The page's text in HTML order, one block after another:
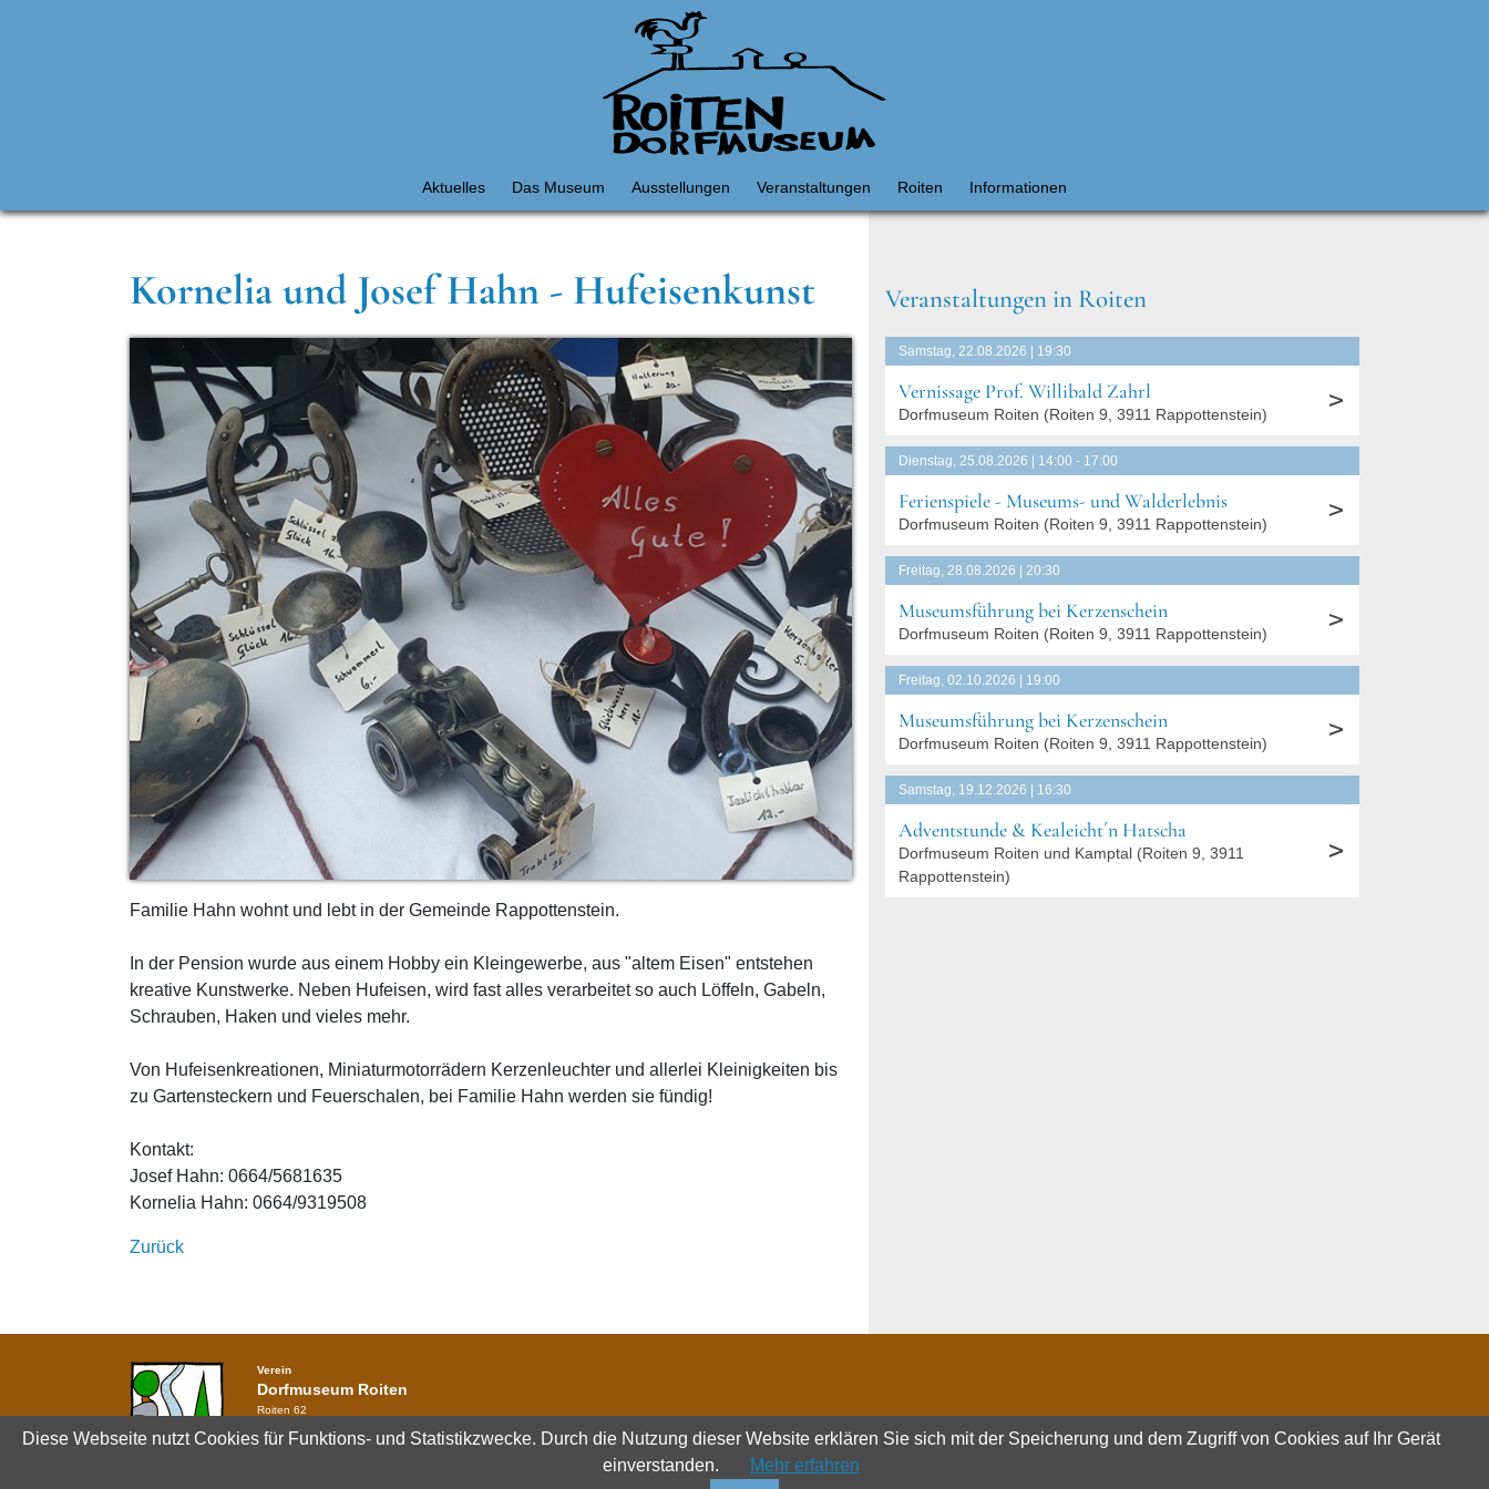
Aktuelles Das Museum Ausstellungen Veranstaltungen Roiten Informationen
Kornelia und Josef Hahn - Hufeisenkunst
Familie Hahn wohnt und lebt in der Gemeinde Rappottenstein.
In der Pension wurde aus einem Hobby ein Kleingewerbe, aus "altem Eisen" entstehen
kreative Kunstwerke. Neben Hufeisen, wird fast alles verarbeitet so auch Löffeln, Gabeln,
Schrauben, Haken und vieles mehr.
Von Hufeisenkreationen, Miniaturmotorrädern Kerzenleuchter und allerlei Kleinigkeiten bis
zu Gartensteckern und Feuerschalen, bei Familie Hahn werden sie fündig!
Kontakt:
Josef Hahn: 0664/5681635
Kornelia Hahn: 0664/9319508
Zurück
Veranstaltungen in Roiten
Samstag, 22.08.2026 | 19:30
Vernissage Prof. Willibald Zahrl
Dorfmuseum Roiten (Roiten 9, 3911 Rappottenstein)
Dienstag, 25.08.2026 | 14:00 - 17:00
Ferienspiele - Museums- und Walderlebnis
Dorfmuseum Roiten (Roiten 9, 3911 Rappottenstein)
Freitag, 28.08.2026 | 20:30
Museumsführung bei Kerzenschein
Dorfmuseum Roiten (Roiten 9, 3911 Rappottenstein)
Freitag, 02.10.2026 | 19:00
Museumsführung bei Kerzenschein
Dorfmuseum Roiten (Roiten 9, 3911 Rappottenstein)
Samstag, 19.12.2026 | 16:30
Adventstunde & Kealeicht´n Hatscha
Dorfmuseum Roiten und Kamptal (Roiten 9, 3911
Rappottenstein)
Verein
Dorfmuseum Roiten
Roiten 62
Diese Webseite nutzt Cookies für Funktions- und Statistikzwecke. Durch die Nutzung dieser Website erklären Sie sich mit der Speicherung und dem Zugriff von Cookies auf Ihr Gerät
einverstanden.
Mehr erfahren